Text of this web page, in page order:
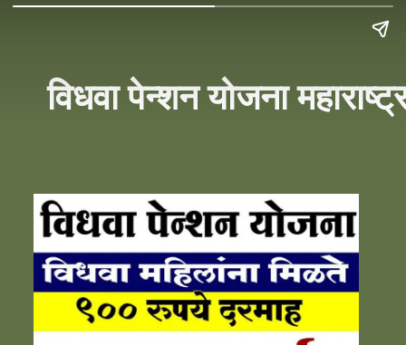
विधवा पेन्शन योजना